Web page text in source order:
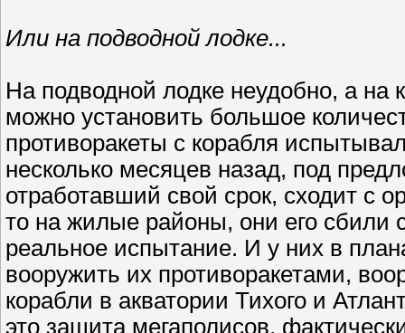
Или на подводной лодке...
На подводной лодке неудобно, а
можно установить большое
противоракеты с корабля
несколько месяцев назад, под
отработавший свой срок, сходит с
то на жилые районы, они его сбили
реальное испытание. И у них в
вооружить их противоракетами,
корабли в акватории Тихого и
это защита мегаполисов,